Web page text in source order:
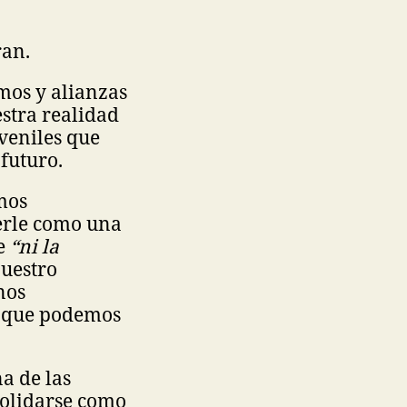
y alianzas
realidad
que
como una
“ni la
podemos
de las
como